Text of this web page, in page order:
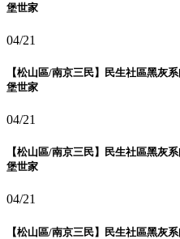
堡世家
04/21
【松山區/南京三民】民生社區黑灰
堡世家
04/21
【松山區/南京三民】民生社區黑灰
堡世家
04/21
【松山區/南京三民】民生社區黑灰